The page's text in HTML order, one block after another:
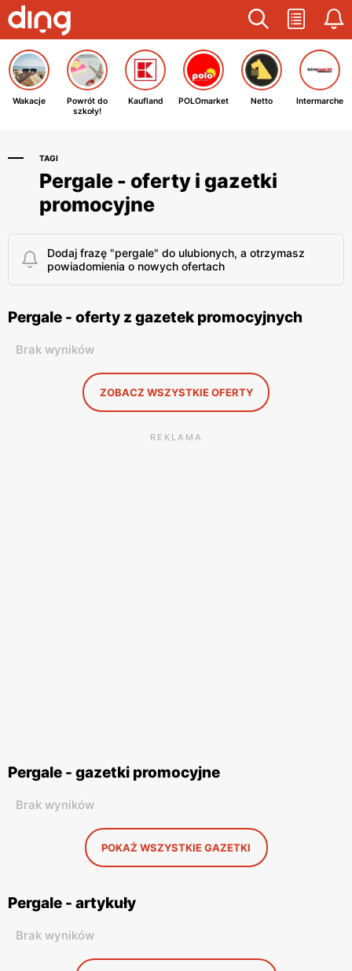
Wakacje
Powrót do
szkoły!
Kaufland POLOmarket Netto Intermarche
TAGI
Pergale - oferty i gazetki
promocyjne
Dodaj frazę "pergale" do ulubionych, a otrzymasz
powiadomienia o nowych ofertach
Pergale - oferty z gazetek promocyjnych
Brak wyników
ZOBACZ WSZYSTKIE OFERTY
REKLAMA
Pergale - gazetki promocyjne
Brak wyników
POKAŻ WSZYSTKIE GAZETKI
Pergale - artykuły
Brak wyników